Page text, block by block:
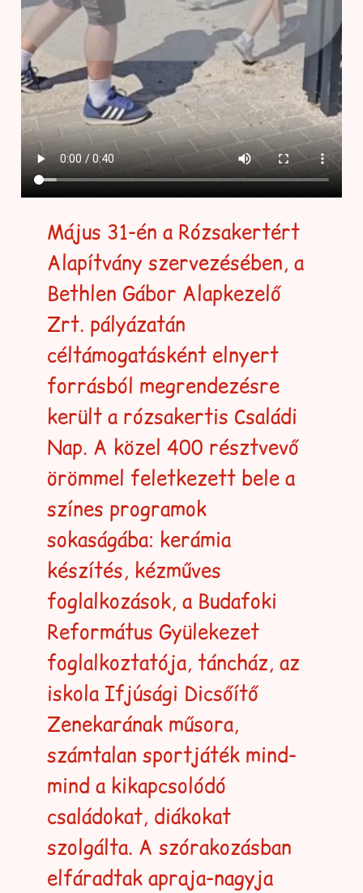
Május 31-én a Rózsakertért
Alapítvány szervezésében, a
Bethlen Gábor Alapkezelő
Zrt. pályázatán
céltámogatásként elnyert
forrásból megrendezésre
került a rózsakertis Családi
Nap. A közel 400 résztvevő
örömmel feletkezett bele a
színes programok
sokaságába: kerámia
készítés, kézműves
foglalkozások, a Budafoki
Református Gyülekezet
foglalkoztatója, táncház, az
iskola Ifjúsági Dicsőítő
Zenekarának műsora,
számtalan sportjáték mind-
mind a kikapcsolódó
családokat, diákokat
szolgálta. A szórakozásban
elfáradtak apraja-nagyja